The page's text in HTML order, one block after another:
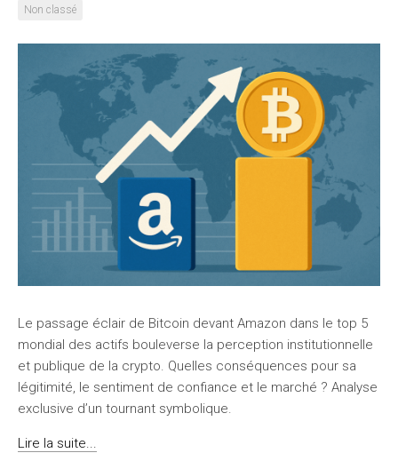
Non classé
Le passage éclair de Bitcoin devant Amazon dans le top 5
mondial des actifs bouleverse la perception institutionnelle
et publique de la crypto. Quelles conséquences pour sa
légitimité, le sentiment de confiance et le marché ? Analyse
exclusive d’un tournant symbolique.
Lire la suite...